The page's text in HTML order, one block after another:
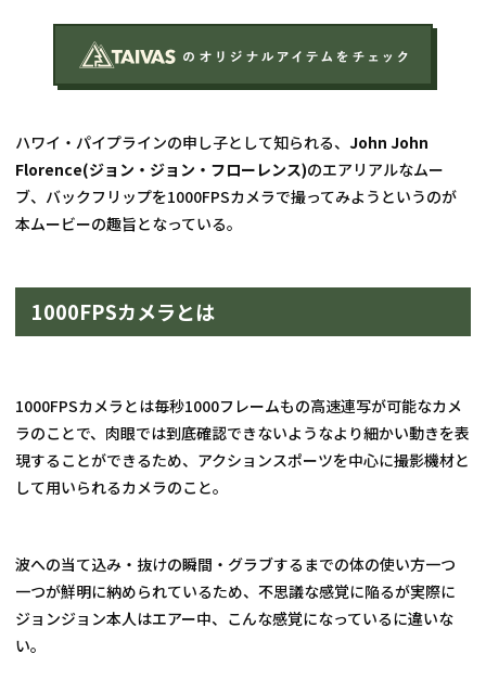
ハワイ・パイプラインの申し子として知られる、John John
Florence(ジョン・ジョン・フローレンス)のエアリアルなムー
ブ、バックフリップを1000FPSカメラで撮ってみようというのが
本ムービーの趣旨となっている。
1000FPSカメラとは
1000FPSカメラとは毎秒1000フレームもの高速連写が可能なカメ
ラのことで、肉眼では到底確認できないようなより細かい動きを表
現することができるため、アクションスポーツを中心に撮影機材と
して用いられるカメラのこと。
波への当て込み・抜けの瞬間・グラブするまでの体の使い方一つ
一つが鮮明に納められているため、不思議な感覚に陥るが実際に
ジョンジョン本人はエアー中、こんな感覚になっているに違いな
い。